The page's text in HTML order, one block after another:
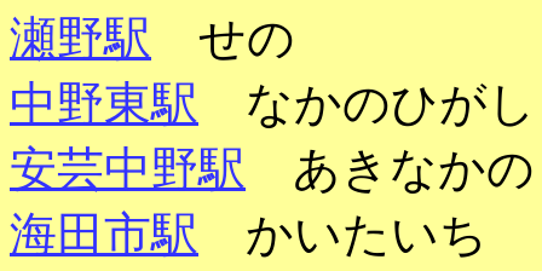
瀬野駅 せの
中野東駅 なかのひがし
安芸中野駅 あきなかの
海田市駅 かいたいち